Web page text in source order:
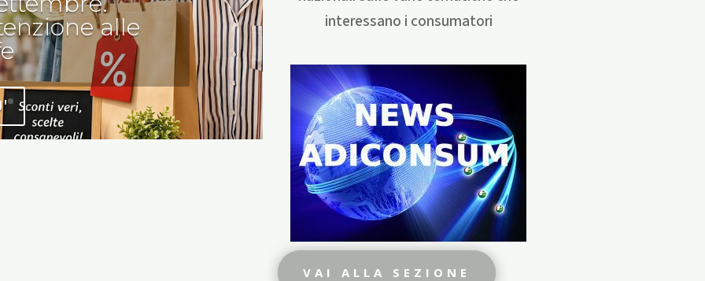
alle
interessano i consumatori
VAI ALLA SEZIONE